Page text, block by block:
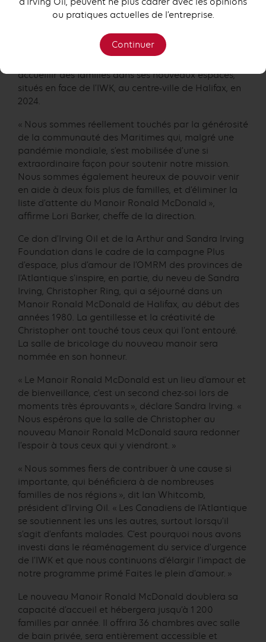
Health Centre, à Halifax (N.-É.). Cet établissement
accueillir des familles dans ses nouveaux espaces,
situés en face de l’IWK, au centre-ville de Halifax, en
2024.
« Nous sommes réellement touchés par la générosité
de la communauté des Maritimes qui, malgré une
pandémie mondiale, s’est mobilisée d’une si
extraordinaire façon pour soutenir notre mission.
Nous sommes également heureux de pouvoir venir
en aide à deux fois plus de familles, et d’éliminer la
liste d’attente du Manoir Ronald McDonald »,
affirme Lori Barker, cheffe de la direction.
Ce don d’Irving Oil et de la Arthur and Sandra Irving
Foundation dans le cadre de la campagne Plus
d’espace, plus d’amour de l’OMRM des provinces de
l’Atlantique s’inspire, en partie, du neveu de Sandra
Irving, Christopher Ring, qui a séjourné dans un
Manoir Ronald McDonald de Halifax, au début des
années 1980. La gentillesse et la créativité de
Christopher ont touché tous ceux qui l’ont entouré.
La salle de bricolage du nouveau manoir sera
nommée en son honneur.
« Le Manoir Ronald McDonald est un lieu d’amour et
de bienveillance, c’est un second chez-soi lors de
moments très éprouvants », déclare Sandra Irving. «
Nous espérons que la salle de Christopher au
nouveau Manoir Ronald McDonald saura redonner
l’espoir à tous ceux qui y viendront. »
« Nous sommes fiers de contribuer à une cause si
importante, qui bénéficiera à de nombreuses
familles de nos régions », dit Ian Whitcomb,
président d’Irving Oil. « Les Canadiens de l’Atlantique
se soutiennent les uns les autres, surtout lorsqu’il
s’agit d’enfants malades. C’est pourquoi nous avons
investi dans le réaménagement du service d’urgence
de l’IWK et que nous continuons d’élargir l’impact de
notre programme primé Faites le plein d’amour. »
Le nouveau Manoir Ronald McDonald doublera sa
capacité d’accueil et hébergera jusqu’à 1 200
familles par année. Il offrira 36 chambres avec salle
de bain privée, sera entièrement accessible et
ou pratiques actuelles de l’entreprise.
Continuer